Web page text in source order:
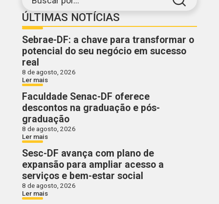
ÚLTIMAS NOTÍCIAS
Sebrae-DF: a chave para transformar o
potencial do seu negócio em sucesso
real
8 de agosto, 2026
Ler mais
Faculdade Senac-DF oferece
descontos na graduação e pós-
graduação
8 de agosto, 2026
Ler mais
Sesc-DF avança com plano de
expansão para ampliar acesso a
serviços e bem-estar social
8 de agosto, 2026
Ler mais